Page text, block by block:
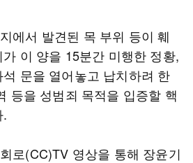
에서 발견된 목 부위 등이 훼
이 양을 15분간 미행한 정황,
문을 열어놓고 납치하려 한
등을 성범죄 목적을 입증할 핵
로(CC)TV 영상을 통해 장윤기